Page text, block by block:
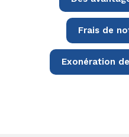
Frais de
Exonération